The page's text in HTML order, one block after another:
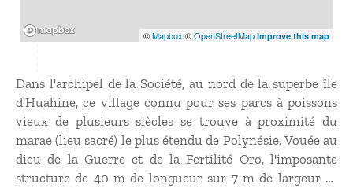
©Mapbox ©OpenStreetMap Improve this map
Dans l'archipel de la Société, au nord de la superbe île
d'Huahine, ce village connu pour ses parcs à poissons
vieux de plusieurs siècles se trouve à proximité du
marae (lieu sacré) le plus étendu de Polynésie. Vouée au
dieu de la Guerre et de la Fertilité Oro, l'imposante
structure de 40 m de longueur sur 7 m de largeur se